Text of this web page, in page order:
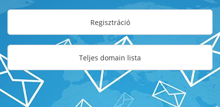
Regisztráció
Teljes domain lista